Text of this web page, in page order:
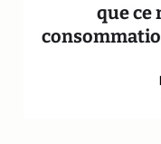
que ce